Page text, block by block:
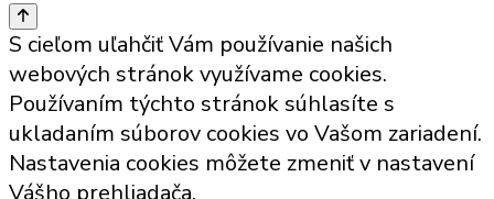
may
chosen
on
the
S cieľom uľahčiť Vám používanie našich
webových stránok využívame cookies.
Používaním týchto stránok súhlasíte s
ukladaním súborov cookies vo Vašom zariadení.
Nastavenia cookies môžete zmeniť v nastavení
Vášho prehliadača.